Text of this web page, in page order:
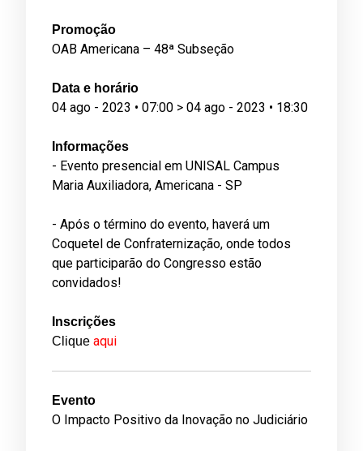
Promoção
OAB Americana – 48ª Subseção
Data e horário
04 ago - 2023 • 07:00 > 04 ago - 2023 • 18:30
Informações
- Evento presencial em UNISAL Campus
Maria Auxiliadora, Americana - SP
­­­­­­­- Após o término do evento, haverá um
Coquetel de Confraternização, onde todos
que participarão do Congresso estão
convidados!
Inscrições
Clique aqui
Evento
O Impacto Positivo da Inovação no Judiciário